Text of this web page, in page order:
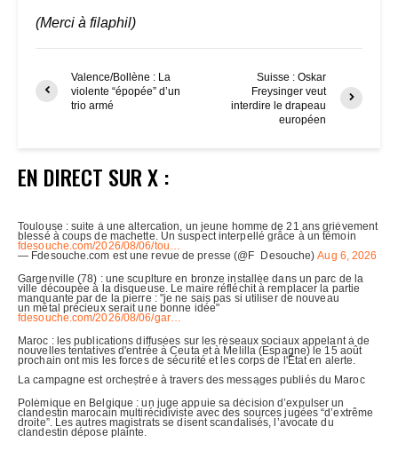
(Merci à filaphil)
Valence/Bollène : La
violente “épopée” d’un
trio armé
Suisse : Oskar
Freysinger veut
interdire le drapeau
européen
EN DIRECT SUR X :